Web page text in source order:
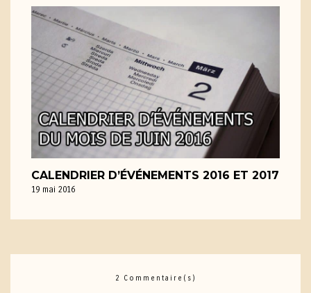
CALENDRIER D’ÉVÉNEMENTS 2016 ET 2017
19 mai 2016
2 Commentaire(s)